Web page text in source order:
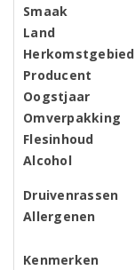
Smaak
Land
Herkomstgebied
Producent
Oogstjaar
Omverpakking
Flesinhoud
Alcohol
Druivenrassen
Allergenen
Kenmerken